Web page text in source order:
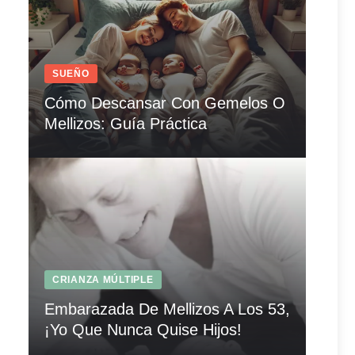
SUEÑO
Cómo Descansar Con Gemelos O
Mellizos: Guía Práctica
CRIANZA MÚLTIPLE
Embarazada De Mellizos A Los 53,
¡Yo Que Nunca Quise Hijos!